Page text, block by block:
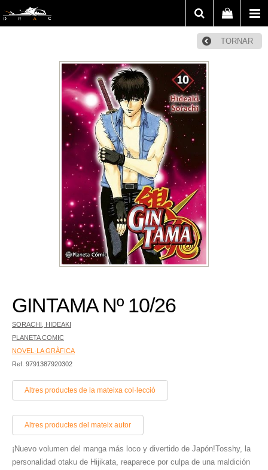
TORNAR
GINTAMA Nº 10/26
SORACHI, HIDEAKI
PLANETA COMIC
NOVEL·LA GRÀFICA
Ref. 9791387920302
Altres productes de la mateixa col·lecció
Altres productes del mateix autor
¡Nuevo volumen del manga más loco y divertido de Japón!Tosshy, la
personalidad otaku de Hijikata, reaparece por culpa de una maldición